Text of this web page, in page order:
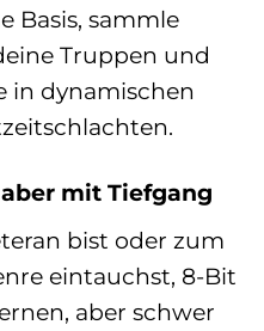
Basis, sammle
Truppen und
in dynamischen
mit Tiefgang
bist oder zum
eintauchst, 8-Bit
aber schwer